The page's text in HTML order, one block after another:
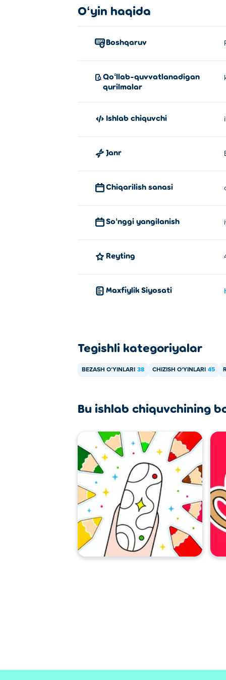
Emoji rangini kim yaratdi?
Qanday qilib Emoji Coloringni
Emoji rangini kompyuteringizda va
Oʻyin haqida
Boshqaruv
Qoʻllab-quvvatlanadigan
qurilmalar
Ishlab chiquvchi
Janr
Chiqarilish sanasi
Soʻnggi yangilanish
Reyting
Maxfiylik Siyosati
Tegishli kategoriyalar
BEZASH OʻYINLARI 38 CHIZISH OʻYINLARI 45
Bu ishlab chiquvchining